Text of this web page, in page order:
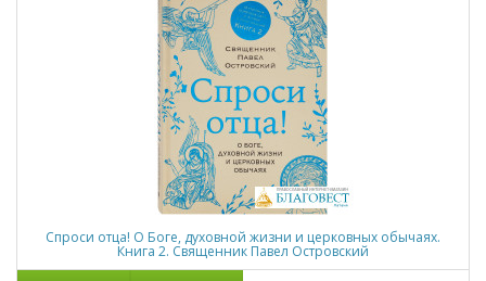
Спроси отца! О Боге, духовной жизни и церковных обычаях.
Книга 2. Священник Павел Островский